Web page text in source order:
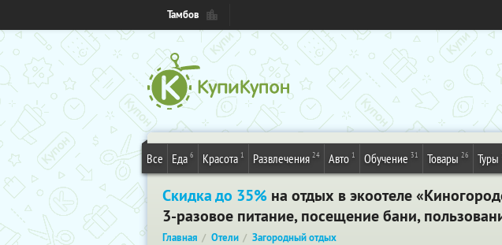
Тамбов
Все Еда 6 Красота 1 Развлечения 24 Авто 1 Обучение 31 Товары 26 Туры
Скидка до 35% на отдых в экоотеле
3-разовое питание, посещение бани,
Главная Отели Загородный отдых